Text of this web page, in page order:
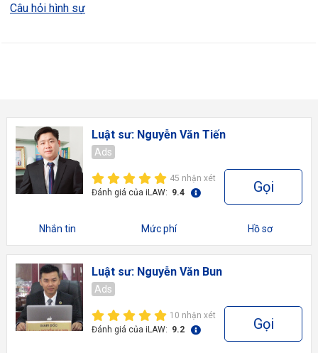
Câu hỏi hình sự
Luật sư: Nguyễn Văn Tiến
Ads
45 nhận xét
Đánh giá của iLAW: 9.4 Gọi
Nhắn tin Mức phí Hồ sơ
Luật sư: Nguyễn Văn Bun
Ads
10 nhận xét
Đánh giá của iLAW: 9.2 Gọi